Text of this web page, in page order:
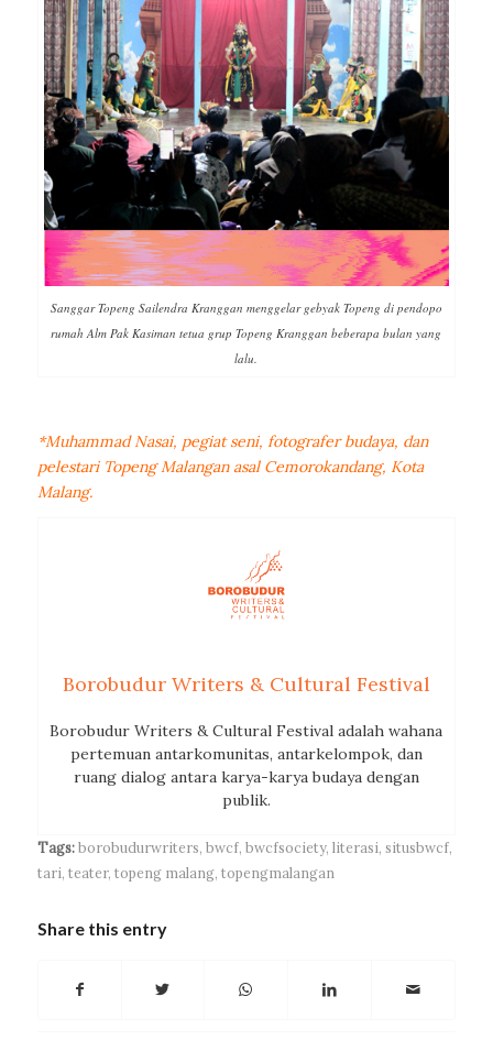
Sanggar Topeng Sailendra Kranggan menggelar gebyak Topeng di pendopo
rumah Alm Pak Kasiman tetua grup Topeng Kranggan beberapa bulan yang
lalu.
*Muhammad Nasai, pegiat seni, fotografer budaya, dan
pelestari Topeng Malangan asal Cemorokandang, Kota
Malang.
Borobudur Writers & Cultural Festival
Borobudur Writers & Cultural Festival adalah wahana
pertemuan antarkomunitas, antarkelompok, dan
ruang dialog antara karya-karya budaya dengan
publik.
Tags: borobudurwriters, bwcf, bwcfsociety, literasi, situsbwcf,
tari, teater, topeng malang, topengmalangan
Share this entry